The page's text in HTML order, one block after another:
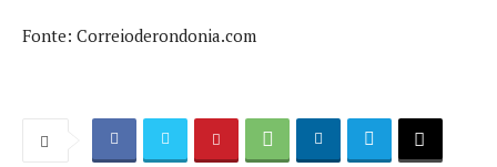
Fonte: Correioderondonia.com